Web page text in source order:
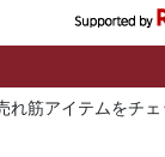
筋アイテムをチ